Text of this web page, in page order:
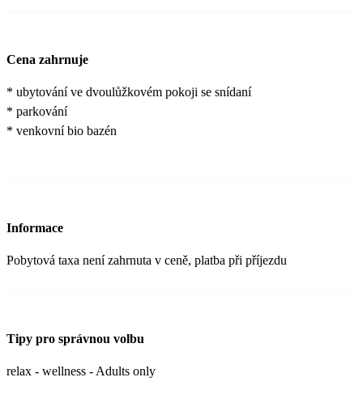
Cena zahrnuje
* ubytování ve dvoulůžkovém pokoji se snídaní
* parkování
* venkovní bio bazén
Informace
Pobytová taxa není zahrnuta v ceně, platba při příjezdu
Tipy pro správnou volbu
relax - wellness - Adults only